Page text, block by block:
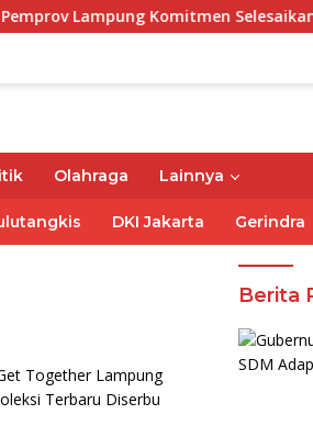
Komitmen Selesaikan
Olahraga Lainnya
DKI Jakarta Gerindra
Berita